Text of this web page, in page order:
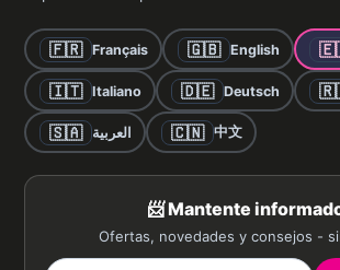
🇫🇷 Français 🇬🇧 English
🇮🇹 Italiano 🇩🇪 Deutsch
🇸🇦 العربية 🇨🇳 中文
📨 Mantente
Ofertas, novedades y consejos -